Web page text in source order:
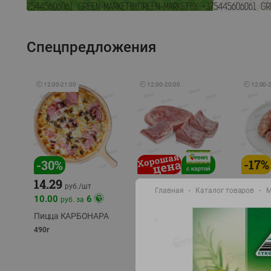
Спецпредложения
🕘 12:00-21:00
-30%
14.29 руб./шт
10.00 руб. за 6
Пицца КАРБОНАРА
490г
🕘 12:00-20:00
10.49
🕘 12:00-
-17%
охлажд
Главная Каталог товаров